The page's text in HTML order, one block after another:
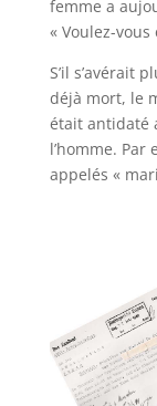
femme a
« Voulez-
S’il s’avérait
déjà mort, le
était antidaté
l’homme.
appelés «